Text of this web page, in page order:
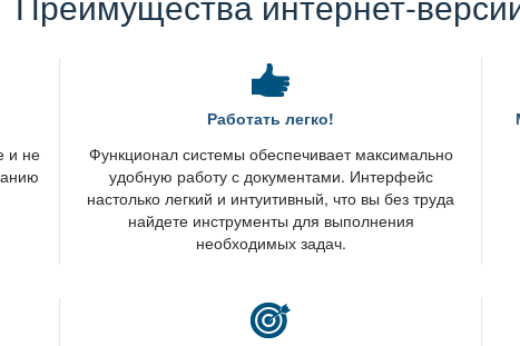
и не
Работать легко!
Функционал системы обеспечивает максимально
удобную работу с документами. Интерфейс
настолько легкий и интуитивный, что вы без труда
найдете инструменты для выполнения
необходимых задач.